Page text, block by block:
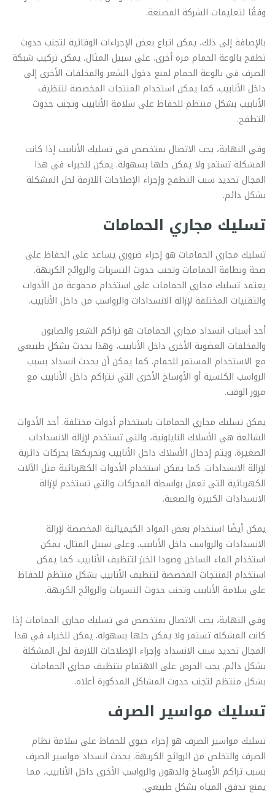
وفقًا لتعليمات الشركة المصنعة.
بالإضافة إلى ذلك، يمكن اتباع بعض الإجراءات الوقائية لتجنب حدوث
تطفح بالوعة الحمام مرة أخرى. على سبيل المثال، يمكن تركيب شبكة
الصرف في بالوعة الحمام لمنع دخول الشعر والمخلفات الأخرى إلى
داخل الأنابيب. كما يمكن استخدام المنتجات المخصصة لتنظيف
الأنابيب بشكل منتظم للحفاظ على سلامة الأنابيب وتجنب حدوث
التطفح.
وفي النهاية، يجب الاتصال بمتخصص في تسليك الأنابيب إذا كانت
المشكلة تستمر ولا يمكن حلها بسهولة. يمكن للخبراء في هذا
المجال تحديد سبب التطفح وإجراء الإصلاحات اللازمة لحل المشكلة
بشكل دائم.
تسليك مجاري الحمامات
تسليك مجاري الحمامات هو إجراء ضروري يساعد على الحفاظ على
صحة ونظافة الحمامات وتجنب حدوث التسربات والروائح الكريهة.
يعتمد تسليك مجاري الحمامات على استخدام مجموعة من الأدوات
والتقنيات المختلفة لإزالة الانسدادات والرواسب من داخل الأنابيب.
أحد أسباب انسداد مجاري الحمامات هو تراكم الشعر والصابون
والمخلفات العضوية الأخرى داخل الأنابيب، وهذا يحدث بشكل طبيعي
مع الاستخدام المستمر للحمام. كما يمكن أن يحدث انسداد بسبب
الرواسب الكلسية أو الأوساخ الأخرى التي تتراكم داخل الأنابيب مع
مرور الوقت.
يمكن تسليك مجاري الحمامات باستخدام أدوات مختلفة. أحد الأدوات
الشائعة هي الأسلاك النايلونية، والتي تستخدم لإزالة الانسدادات
الصغيرة. ويتم إدخال الأسلاك داخل الأنابيب وتحريكها بحركات دائرية
لإزالة الانسدادات. كما يمكن استخدام الأدوات الكهربائية مثل الآلات
الكهربائية التي تعمل بواسطة المحركات والتي تستخدم لإزالة
الانسدادات الكبيرة والصعبة.
يمكن أيضًا استخدام بعض المواد الكيميائية المخصصة لإزالة
الانسدادات والرواسب داخل الأنابيب. وعلى سبيل المثال، يمكن
استخدام الماء الساخن وصودا الخبز لتنظيف الأنابيب. كما يمكن
استخدام المنتجات المخصصة لتنظيف الأنابيب بشكل منتظم للحفاظ
على سلامة الأنابيب وتجنب حدوث التسربات والروائح الكريهة.
وفي النهاية، يجب الاتصال بمتخصص في تسليك مجاري الحمامات إذا
كانت المشكلة تستمر ولا يمكن حلها بسهولة. يمكن للخبراء في هذا
المجال تحديد سبب الانسداد وإجراء الإصلاحات اللازمة لحل المشكلة
بشكل دائم. يجب الحرص على الاهتمام بتنظيف مجاري الحمامات
بشكل منتظم لتجنب حدوث المشاكل المذكورة أعلاه.
تسليك مواسير الصرف
تسليك مواسير الصرف هو إجراء حيوي للحفاظ على سلامة نظام
الصرف والتخلص من الروائح الكريهة. يحدث انسداد مواسير الصرف
بسبب تراكم الأوساخ والدهون والرواسب الأخرى داخل الأنابيب، مما
يمنع تدفق المياه بشكل طبيعي.